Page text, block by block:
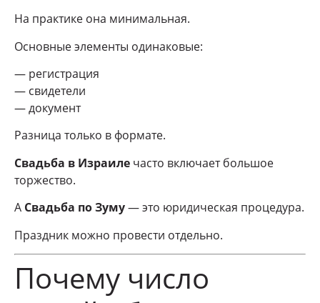
На практике она минимальная.
Основные элементы одинаковые:
— регистрация
— свидетели
— документ
Разница только в формате.
Свадьба в Израиле часто включает большое
торжество.
А Свадьба по Зуму— это юридическая процедура.
Праздник можно провести отдельно.
Почему число